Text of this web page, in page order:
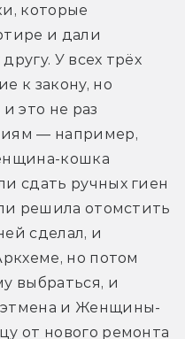
которые
и дали
У всех трёх
к закону, но
это не раз
— например,
кошка
сдать ручных гиен
решила отомстить
сделал, и
но потом
выбраться, и
и Женщины-
от нового ремонта